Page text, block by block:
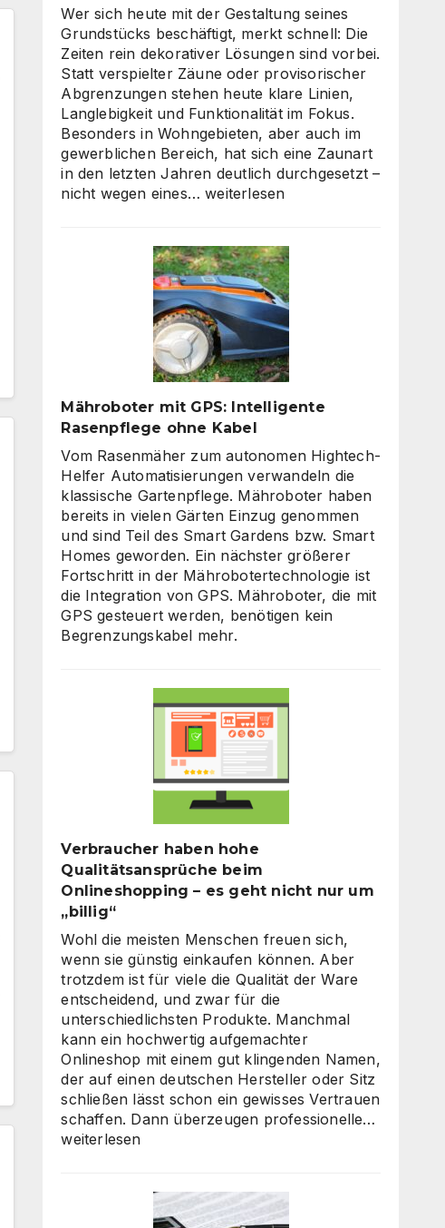
skalierbarem
Video-
Content
Wer sich heute mit der Gestaltung seines
Grundstücks beschäftigt, merkt schnell: Die
Zeiten rein dekorativer Lösungen sind vorbei.
Statt verspielter Zäune oder provisorischer
Abgrenzungen stehen heute klare Linien,
Langlebigkeit und Funktionalität im Fokus.
Besonders in Wohngebieten, aber auch im
gewerblichen Bereich, hat sich eine Zaunart
in den letzten Jahren deutlich durchgesetzt –
nicht wegen eines…Moderne
klare
Linien
wieder
gefragt
sind
weiterlesen
Mähroboter mit GPS: Intelligente
Rasenpflege ohne Kabel
Vom Rasenmäher zum autonomen Hightech-
Helfer Automatisierungen verwandeln die
klassische Gartenpflege. Mähroboter haben
bereits in vielen Gärten Einzug genommen
und sind Teil des Smart Gardens bzw. Smart
Homes geworden. Ein nächster größerer
Fortschritt in der Mährobotertechnologie ist
die Integration von GPS. Mähroboter, die mit
GPS gesteuert werden, benötigen kein
Begrenzungskabel mehr.
Verbraucher haben hohe
Qualitätsansprüche beim
Onlineshopping – es geht nicht nur um
„billig“
Wohl die meisten Menschen freuen sich,
wenn sie günstig einkaufen können. Aber
trotzdem ist für viele die Qualität der Ware
entscheidend, und zwar für die
unterschiedlichsten Produkte. Manchmal
kann ein hochwertig aufgemachter
Onlineshop mit einem gut klingenden Namen,
der auf einen deutschen Hersteller oder Sitz
schließen lässt schon ein gewisses Vertrauen
schaffen. Dann überzeugen professionelle…
weiterlesen